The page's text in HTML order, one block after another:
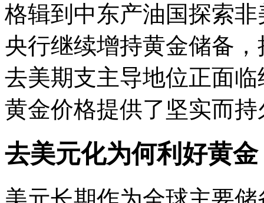
格辑到中东产油国探索
央行继续增持黄金储备
去美期支主导地位正面
黄金价格提供了坚实而
去美元化为何利好黄